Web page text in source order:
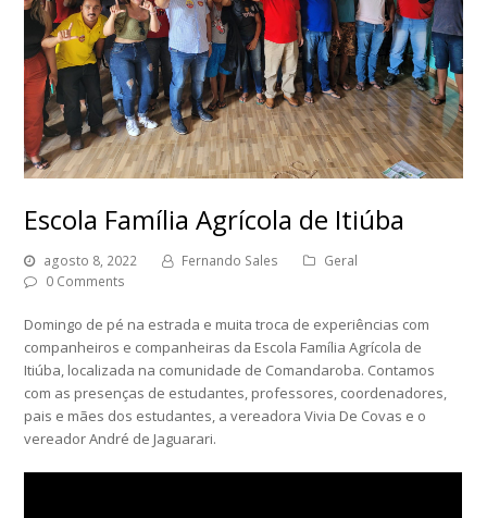
Escola Família Agrícola de Itiúba
agosto 8, 2022 Fernando Sales
Geral
0 Comments
Domingo de pé na estrada e muita troca de experiências com
companheiros e companheiras da Escola Família Agrícola de
Itiúba, localizada na comunidade de Comandaroba. Contamos
com as presenças de estudantes, professores, coordenadores,
pais e mães dos estudantes, a vereadora Vivia De Covas e o
vereador André de Jaguarari.